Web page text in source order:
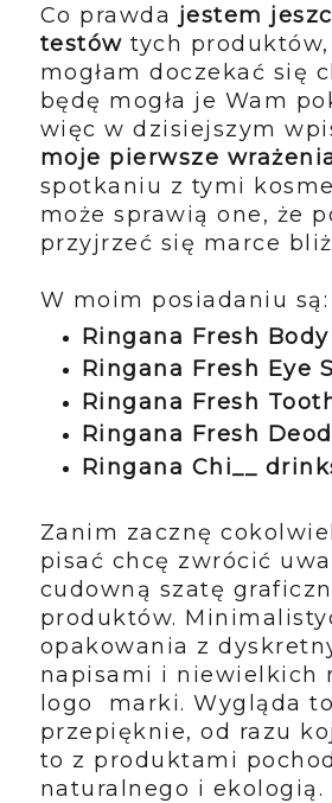
Co prawda jestem
testów tych
mogłam doczekać się
będę mogła je Wam
więc w dzisiejszym
moje pierwsze
spotkaniu z tymi
może sprawią one, że
przyjrzeć się marce
W moim posiadaniu są:
Ringana Fresh
Ringana Fresh Eye
Ringana Fresh
Ringana Fresh
Ringana Chi__
Zanim zacznę
pisać chcę zwrócić
cudowną szatę
produktów.
opakowania z
napisami i niewielkich
logo marki. Wygląda to
przepięknie, od razu
to z produktami
naturalnego i ekologią.